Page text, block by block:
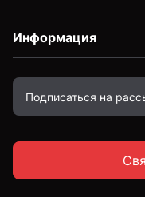
Информация